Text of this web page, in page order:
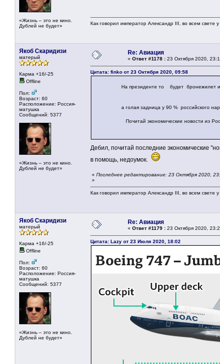
«Жизнь – это не кино.
Дублей не будет»
Как говорил император Александр III, во всем
Якоб Скаридизи
матерый
Карма +16/-25
Offline
Пол:
Возраст: 60
Расположение: Россия-
матушка
Сообщений: 5377
«Жизнь – это не кино.
Дублей не будет»
Re: Авиация
« Ответ #1178 : 23 Октября 2020,
Цитата: finko от 23 Октября 2020, 09:58
На президенте то будет бронежилет и
а голая задница у 90 % российского
Почитай экономические новости из
Дебил, почитай последние экономические
в помощь, недоумок.
« Последнее редактирование: 23 Октября 2020,
»
Как говорил император Александр III, во всем
Якоб Скаридизи
матерый
Карма +16/-25
Offline
Пол:
Возраст: 60
Расположение: Россия-
матушка
Сообщений: 5377
«Жизнь – это не кино.
Дублей не будет»
Re: Авиация
« Ответ #1179 : 23 Октября 2020,
Цитата: Lazy от 23 Июля 2020, 18:02